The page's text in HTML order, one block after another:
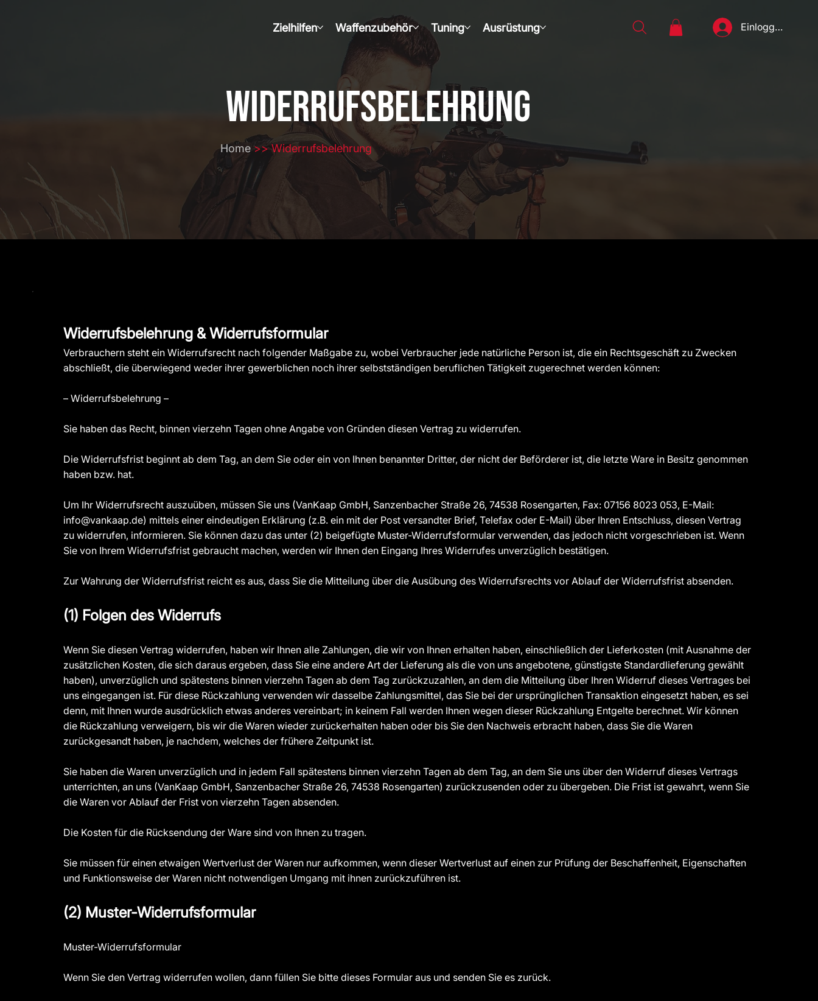
Zielhilfen Waffenzubehör Tuning Ausrüstung Einloggen
Widerrufsbelehrung
Home>> Widerrufsbelehrung
Widerrufsbelehrung & Widerrufsformular
Verbrauchern steht ein Widerrufsrecht nach folgender Maßgabe zu, wobei Verbraucher jede natürliche Person ist, die ein Rechtsgeschäft zu Zwecken
abschließt, die überwiegend weder ihrer gewerblichen noch ihrer selbstständigen beruflichen Tätigkeit zugerechnet werden können:
– Widerrufsbelehrung –
Sie haben das Recht, binnen vierzehn Tagen ohne Angabe von Gründen diesen Vertrag zu widerrufen.
Die Widerrufsfrist beginnt ab dem Tag, an dem Sie oder ein von Ihnen benannter Dritter, der nicht der Beförderer ist, die letzte Ware in Besitz genommen
haben bzw. hat.
Um Ihr Widerrufsrecht auszuüben, müssen Sie uns (VanKaap GmbH, Sanzenbacher Straße 26, 74538 Rosengarten, Fax: 07156 8023 053, E-Mail:
info@vankaap.de) mittels einer eindeutigen Erklärung (z.B. ein mit der Post versandter Brief, Telefax oder E-Mail) über Ihren Entschluss, diesen Vertrag
zu widerrufen, informieren. Sie können dazu das unter (2) beigefügte Muster-Widerrufsformular verwenden, das jedoch nicht vorgeschrieben ist. Wenn
Sie von Ihrem Widerrufsfrist gebraucht machen, werden wir Ihnen den Eingang Ihres Widerrufes unverzüglich bestätigen.
Zur Wahrung der Widerrufsfrist reicht es aus, dass Sie die Mitteilung über die Ausübung des Widerrufsrechts vor Ablauf der Widerrufsfrist absenden.
(1) Folgen des Widerrufs
Wenn Sie diesen Vertrag widerrufen, haben wir Ihnen alle Zahlungen, die wir von Ihnen erhalten haben, einschließlich der Lieferkosten (mit Ausnahme der
zusätzlichen Kosten, die sich daraus ergeben, dass Sie eine andere Art der Lieferung als die von uns angebotene, günstigste Standardlieferung gewählt
haben), unverzüglich und spätestens binnen vierzehn Tagen ab dem Tag zurückzuzahlen, an dem die Mitteilung über Ihren Widerruf dieses Vertrages bei
uns eingegangen ist. Für diese Rückzahlung verwenden wir dasselbe Zahlungsmittel, das Sie bei der ursprünglichen Transaktion eingesetzt haben, es sei
denn, mit Ihnen wurde ausdrücklich etwas anderes vereinbart; in keinem Fall werden Ihnen wegen dieser Rückzahlung Entgelte berechnet. Wir können
die Rückzahlung verweigern, bis wir die Waren wieder zurückerhalten haben oder bis Sie den Nachweis erbracht haben, dass Sie die Waren
zurückgesandt haben, je nachdem, welches der frühere Zeitpunkt ist.
Sie haben die Waren unverzüglich und in jedem Fall spätestens binnen vierzehn Tagen ab dem Tag, an dem Sie uns über den Widerruf dieses Vertrags
unterrichten, an uns (VanKaap GmbH, Sanzenbacher Straße 26, 74538 Rosengarten) zurückzusenden oder zu übergeben. Die Frist ist gewahrt, wenn Sie
die Waren vor Ablauf der Frist von vierzehn Tagen absenden.
Die Kosten für die Rücksendung der Ware sind von Ihnen zu tragen.
Sie müssen für einen etwaigen Wertverlust der Waren nur aufkommen, wenn dieser Wertverlust auf einen zur Prüfung der Beschaffenheit, Eigenschaften
und Funktionsweise der Waren nicht notwendigen Umgang mit ihnen zurückzuführen ist.
(2) Muster-Widerrufsformular
Muster-Widerrufsformular
Wenn Sie den Vertrag widerrufen wollen, dann füllen Sie bitte dieses Formular aus und senden Sie es zurück.